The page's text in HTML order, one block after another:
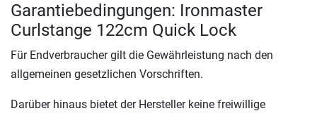
Garantiebedingungen: Ironmaster
Curlstange 122cm Quick Lock
Für Endverbraucher gilt die Gewährleistung nach den
allgemeinen gesetzlichen Vorschriften.
Darüber hinaus bietet der Hersteller keine freiwillige